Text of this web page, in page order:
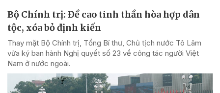
Bộ Chính trị: Đề cao tinh thần hòa hợp dân
tộc, xóa bỏ định kiến
Thay mặt Bộ Chính trị, Tổng Bí thư, Chủ tịch nước Tô Lâm
vừa ký ban hành Nghị quyết số 23 về công tác người Việt
Nam ở nước ngoài.